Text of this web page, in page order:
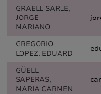
GRAELL SARLE,
JORGE
MARIANO
GREGORIO
LOPEZ, EDUARD
GÜELL
SAPERAS,
MARIA CARMEN